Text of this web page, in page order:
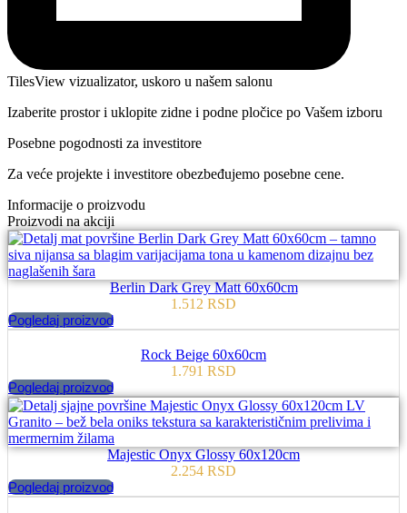
TilesView vizualizator, uskoro u našem salonu
Izaberite prostor i uklopite zidne i podne pločice po Vašem izboru
Posebne pogodnosti za investitore
Za veće projekte i investitore obezbeđujemo posebne cene.
Informacije o proizvodu
Proizvodi na akciji
Berlin Dark Grey Matt 60x60cm
1.512 RSD
Pogledaj proizvod
Rock Beige 60x60cm
1.791 RSD
Pogledaj proizvod
Majestic Onyx Glossy 60x120cm
2.254 RSD
Pogledaj proizvod